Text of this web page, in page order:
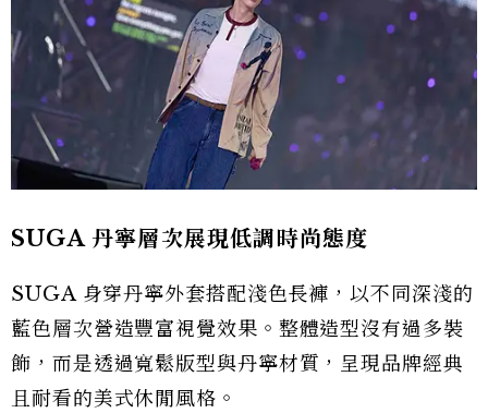
SUGA 丹寧層次展現低調時尚態度
SUGA 身穿丹寧外套搭配淺色長褲，以不同深淺的
藍色層次營造豐富視覺效果。整體造型沒有過多裝
飾，而是透過寬鬆版型與丹寧材質，呈現品牌經典
且耐看的美式休閒風格。